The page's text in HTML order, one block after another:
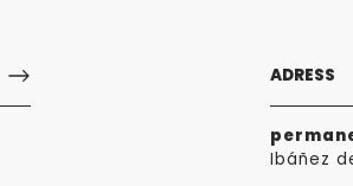
ADRESS
Ibáñez